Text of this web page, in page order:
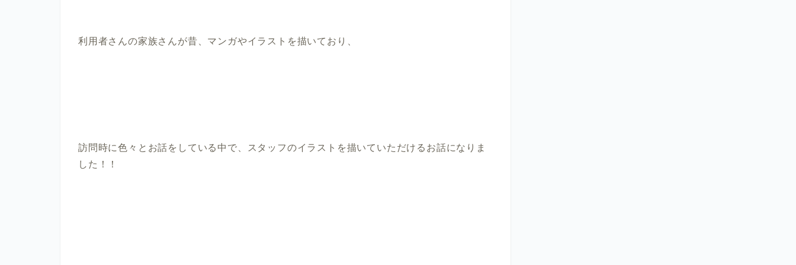
利用者さんの家族さんが昔、マンガやイラストを描いており、
訪問時に色々とお話をしている中で、スタッフのイラストを描いていただけるお話になりま
した！！